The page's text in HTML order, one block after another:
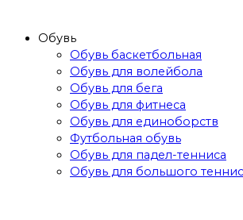
Обувь
Обувь баскетбольная
Обувь для волейбола
Обувь для бега
Обувь для фитнеса
Обувь для единоборств
Футбольная обувь
Обувь для падел-тенниса
Обувь для большого